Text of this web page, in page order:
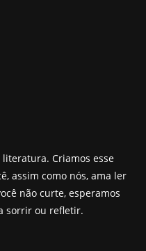
Criamos esse
assim como nós, ama ler
não curte, esperamos
sorrir ou refletir.